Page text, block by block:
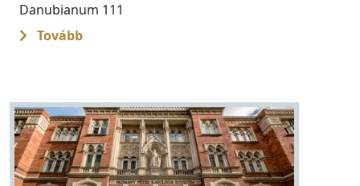
Danubianum 111
Tovább